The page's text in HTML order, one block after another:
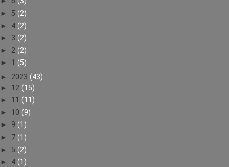
► 5 (2)
► 4 (2)
► 3 (2)
► 2 (2)
► 1 (5)
► 2023 (43)
► 12 (15)
► 11 (11)
► 10 (9)
► 9 (1)
► 7 (1)
► 5 (2)
► 4 (1)